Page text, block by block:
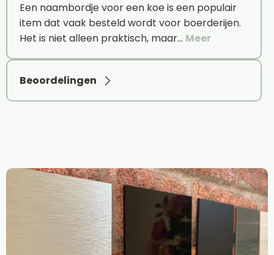
Een naambordje voor een koe is een populair
item dat vaak besteld wordt voor boerderijen.
Het is niet alleen praktisch, maar… Meer
Beoordelingen